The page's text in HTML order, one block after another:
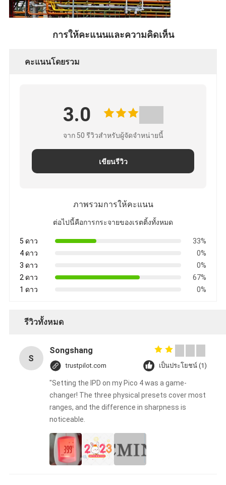
การให้คะแนนและความคิดเห็น
คะแนนโดยรวม
3.0
จาก 50 รีวิวสําหรับผู้จัดจําหน่ายนี้
เขียนรีวิว
ภาพรวมการให้คะแนน
ต่อไปนี้คือการกระจายของเรตติ้งทั้งหมด
5 ดาว
33%
4 ดาว
0%
3 ดาว
0%
2 ดาว
67%
1 ดาว
0%
รีวิวทั้งหมด
S
Songshang
trustpilot.com เป็นประโยชน์ (1)
"Setting the IPD on my Pico 4 was a game-
changer! The three physical presets cover most
ranges, and the difference in sharpness is
noticeable.